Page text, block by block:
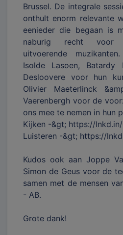
Brussel. De integrale
onthult enorm relevante
eenieder die begaan is
naburig recht voor
uitvoerende
Isolde Lasoen, Batardy
Desloovere voor hun
Olivier Maeterlinck
Vaerenbergh voor de
ons mee te nemen in hun
Kijken -&gt; https://
Luisteren -&gt; https://
Kudos ook aan Joppe
Simon de Geus voor de
samen met de mensen
- AB.
Grote dank!